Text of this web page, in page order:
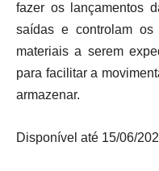
fazer os lançamentos
saídas e controlam os
materiais a serem
para facilitar a
armazenar.
Disponível até 15/06/